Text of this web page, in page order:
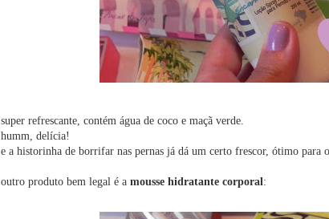
super refrescante, contém água de coco e maçã verde.
humm, delícia!
e a historinha de borrifar nas pernas já dá um certo frescor, ótimo para
outro produto bem legal é a mousse hidratante corporal: